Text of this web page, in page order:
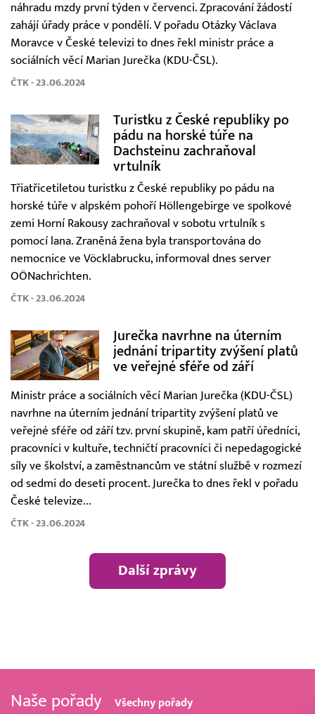
náhradu mzdy první týden v červenci. Zpracování žádostí
zahájí úřady práce v pondělí. V pořadu Otázky Václava
Moravce v České televizi to dnes řekl ministr práce a
sociálních věcí Marian Jurečka (KDU-ČSL).
ČTK - 23.06.2024
Turistku z České republiky po
pádu na horské túře na
Dachsteinu zachraňoval
vrtulník
Třiatřicetiletou turistku z České republiky po pádu na
horské túře v alpském pohoří Höllengebirge ve spolkové
zemi Horní Rakousy zachraňoval v sobotu vrtulník s
pomocí lana. Zraněná žena byla transportována do
nemocnice ve Vöcklabrucku, informoval dnes server
OÖNachrichten.
ČTK - 23.06.2024
Jurečka navrhne na úterním
jednání tripartity zvýšení platů
ve veřejné sféře od září
Ministr práce a sociálních věcí Marian Jurečka (KDU-ČSL)
navrhne na úterním jednání tripartity zvýšení platů ve
veřejné sféře od září tzv. první skupině, kam patří úředníci,
pracovníci v kultuře, techničtí pracovníci či nepedagogické
síly ve školství, a zaměstnancům ve státní službě v rozmezí
od sedmi do deseti procent. Jurečka to dnes řekl v pořadu
České televize...
ČTK - 23.06.2024
Další zprávy
Naše pořady Všechny pořady